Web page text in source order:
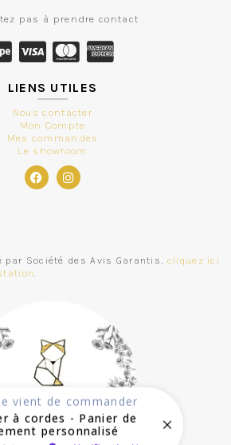
pas à prendre contact
LIENS UTILES
Nous contacter
Mon Compte
Mes commandes
Le showroom
par Société des Avis Garantis, cliquez ici
.
vient de commander
à cordes - Panier de
personnalisé
heures